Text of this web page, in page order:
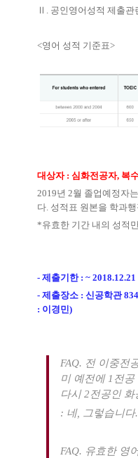
Ⅱ . 공인영어성적 제출관
<영어 성적 기준표>
대상자 : 심화전공자, 복
2019년 2월 졸업예정자
다. 성적표 원본을 학과
*유효한 기간 내의 성적
- 제출기한 : ~ 2018.12.21
- 제출장소 : 신공학관834
: 이경민)
FAQ. 전 이중전
미 예전에 1 전공
다시2전공인
: 네, 그렇습니다.
FAQ. 유효한 영